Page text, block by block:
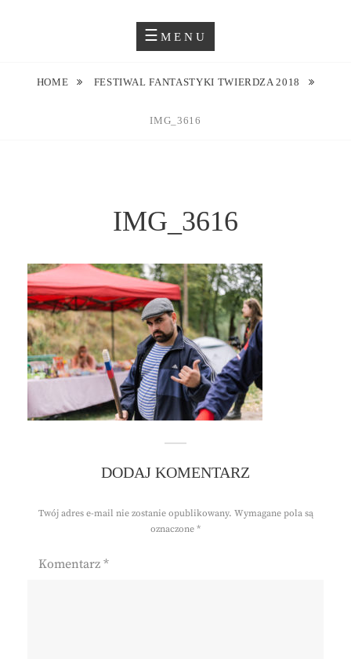
JUSTYNA EWA GROCHOWSKA
MENU
HOME FESTIWAL FANTASTYKI TWIERDZA 2018
IMG_3616
IMG_3616
DODAJ KOMENTARZ
Twój adres e-mail nie zostanie opublikowany. Wymagane pola są
oznaczone *
Komentarz *